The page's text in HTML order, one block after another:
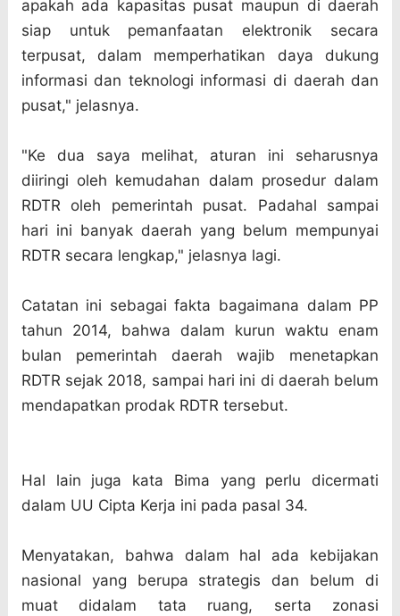
apakah ada kapasitas pusat maupun di daerah
siap untuk pemanfaatan elektronik secara
terpusat, dalam memperhatikan daya dukung
informasi dan teknologi informasi di daerah dan
pusat," jelasnya.
"Ke dua saya melihat, aturan ini seharusnya
diiringi oleh kemudahan dalam prosedur dalam
RDTR oleh pemerintah pusat. Padahal sampai
hari ini banyak daerah yang belum mempunyai
RDTR secara lengkap," jelasnya lagi.
Catatan ini sebagai fakta bagaimana dalam PP
tahun 2014, bahwa dalam kurun waktu enam
bulan pemerintah daerah wajib menetapkan
RDTR sejak 2018, sampai hari ini di daerah belum
mendapatkan prodak RDTR tersebut.
Hal lain juga kata Bima yang perlu dicermati
dalam UU Cipta Kerja ini pada pasal 34.
Menyatakan, bahwa dalam hal ada kebijakan
nasional yang berupa strategis dan belum di
muat didalam tata ruang, serta zonasi